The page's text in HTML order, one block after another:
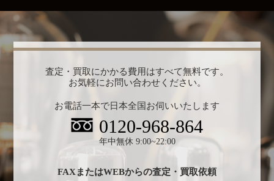
査定・買取にかかる費用はすべて無料です。
お気軽にお問い合わせください。
お電話一本で日本全国お伺いいたします
0120-968-864
年中無休 9:00~22:00
FAXまたはWEBからの査定・買取依頼